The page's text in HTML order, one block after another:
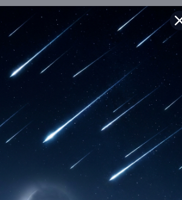
best experience on our website